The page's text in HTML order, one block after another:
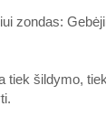
zondas:
tiek šildymo,